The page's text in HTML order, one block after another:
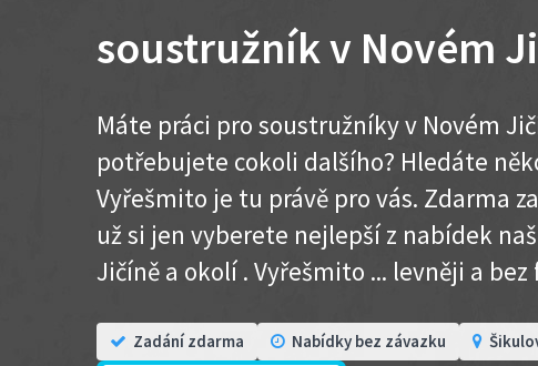
soustružník v Novém
Máte práci pro soustružníky v Novém
potřebujete cokoli dalšího? Hledáte
Vyřešmito je tu právě pro vás. Zdarma
už si jen vyberete nejlepší z nabídek
Jičíně a okolí . Vyřešmito ... levněji a bez
Zadání zdarma Nabídky bez závazku